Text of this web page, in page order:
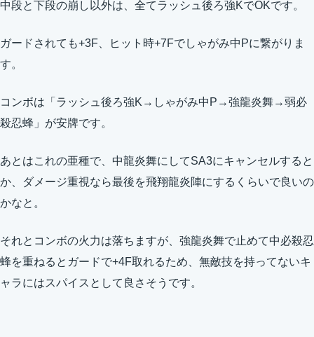
中段と下段の崩し以外は、全てラッシュ後ろ強KでOKです。
ガードされても+3F、ヒット時+7Fでしゃがみ中Pに繋がりま
す。
コンボは「ラッシュ後ろ強K→しゃがみ中P→強龍炎舞→弱必
殺忍蜂」が安牌です。
あとはこれの亜種で、中龍炎舞にしてSA3にキャンセルすると
か、ダメージ重視なら最後を飛翔龍炎陣にするくらいで良いの
かなと。
それとコンボの火力は落ちますが、強龍炎舞で止めて中必殺忍
蜂を重ねるとガードで+4F取れるため、無敵技を持ってないキ
ャラにはスパイスとして良さそうです。